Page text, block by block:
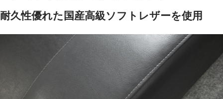
耐久性優れた国産高級ソフトレザーを使用